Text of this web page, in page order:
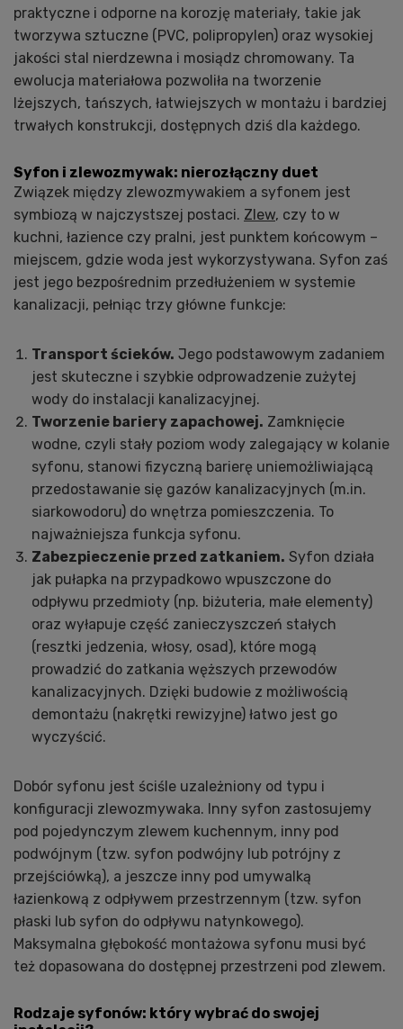
praktyczne i odporne na korozję materiały, takie jak
tworzywa sztuczne (PVC, polipropylen) oraz wysokiej
jakości stal nierdzewna i mosiądz chromowany. Ta
ewolucja materiałowa pozwoliła na tworzenie
lżejszych, tańszych, łatwiejszych w montażu i bardziej
trwałych konstrukcji, dostępnych dziś dla każdego.
Syfon i zlewozmywak: nierozłączny duet
Związek między zlewozmywakiem a syfonem jest
symbiozą w najczystszej postaci. Zlew, czy to w
kuchni, łazience czy pralni, jest punktem końcowym –
miejscem, gdzie woda jest wykorzystywana. Syfon zaś
jest jego bezpośrednim przedłużeniem w systemie
kanalizacji, pełniąc trzy główne funkcje:
Transport ścieków. Jego podstawowym zadaniem
jest skuteczne i szybkie odprowadzenie zużytej
wody do instalacji kanalizacyjnej.
Tworzenie bariery zapachowej. Zamknięcie
wodne, czyli stały poziom wody zalegający w kolanie
syfonu, stanowi fizyczną barierę uniemożliwiającą
przedostawanie się gazów kanalizacyjnych (m.in.
siarkowodoru) do wnętrza pomieszczenia. To
najważniejsza funkcja syfonu.
Zabezpieczenie przed zatkaniem. Syfon działa
jak pułapka na przypadkowo wpuszczone do
odpływu przedmioty (np. biżuteria, małe elementy)
oraz wyłapuje część zanieczyszczeń stałych
(resztki jedzenia, włosy, osad), które mogą
prowadzić do zatkania węższych przewodów
kanalizacyjnych. Dzięki budowie z możliwością
demontażu (nakrętki rewizyjne) łatwo jest go
wyczyścić.
Dobór syfonu jest ściśle uzależniony od typu i
konfiguracji zlewozmywaka. Inny syfon zastosujemy
pod pojedynczym zlewem kuchennym, inny pod
podwójnym (tzw. syfon podwójny lub potrójny z
przejściówką), a jeszcze inny pod umywalką
łazienkową z odpływem przestrzennym (tzw. syfon
płaski lub syfon do odpływu natynkowego).
Maksymalna głębokość montażowa syfonu musi być
też dopasowana do dostępnej przestrzeni pod zlewem.
Rodzaje syfonów: który wybrać do swojej